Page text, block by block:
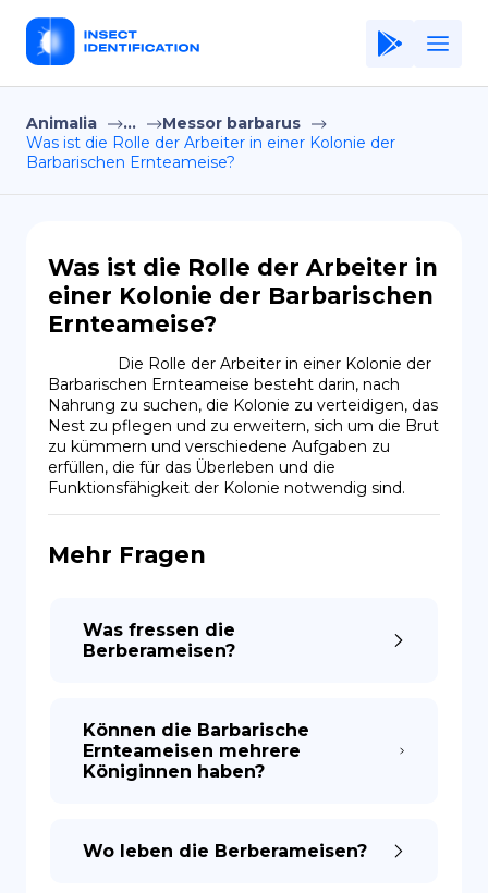
Home
Application
Privacy Policy
DE
EN
FR
Animalia ...
Messor barbarus
Was ist die Rolle der Arbeiter in einer Kolonie der
Barbarischen Ernteameise?
Was ist die Rolle der Arbeiter in
einer Kolonie der Barbarischen
Ernteameise?
Barbarischen Ernteameise besteht darin, nach
Nahrung zu suchen, die Kolonie zu verteidigen, das
Nest zu pflegen und zu erweitern, sich um die Brut
zu kümmern und verschiedene Aufgaben zu
erfüllen, die für das Überleben und die
Funktionsfähigkeit der Kolonie notwendig sind.
Mehr Fragen
Was fressen die
Berberameisen?
Können die Barbarische
Ernteameisen mehrere
Königinnen haben?
Wo leben die Berberameisen?